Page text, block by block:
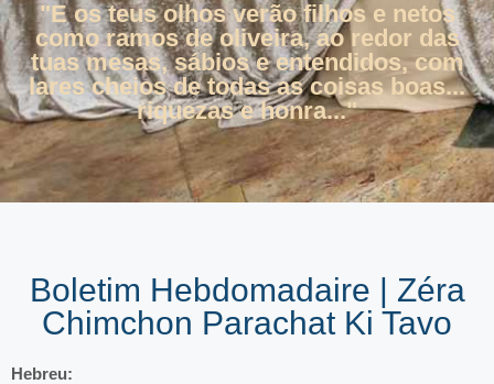
"E os teus olhos verão filhos e netos
como ramos de oliveira, ao redor das
tuas mesas, sábios e entendidos, com
lares cheios de todas as coisas boas...
riquezas e honra..."
Boletim Hebdomadaire | Zéra
Chimchon Parachat Ki Tavo
Hebreu: